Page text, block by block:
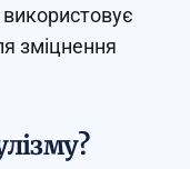
зміцнення